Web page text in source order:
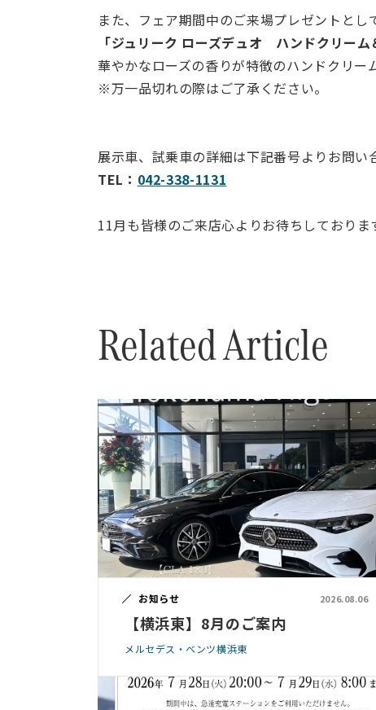
また、フェア期間中のご来場プレゼントとし
「ジュリーク ローズデュオ ハンドクリーム
華やかなローズの香りが特徴のハンドクリ
※万一品切れの際はご了承ください。
展示車、試乗車の詳細は下記番号よりお問い
TEL： 042-338-1131
11月も皆様のご来店心よりお待ちしておりま
Related Article
お知らせ 2026.08.06
【横浜東】8月のご案内
メルセデス・ベンツ横浜東